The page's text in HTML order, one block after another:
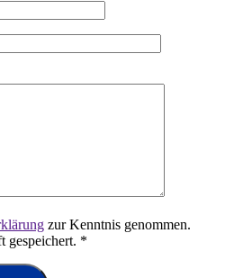
zur Kenntnis genommen.
gespeichert. *